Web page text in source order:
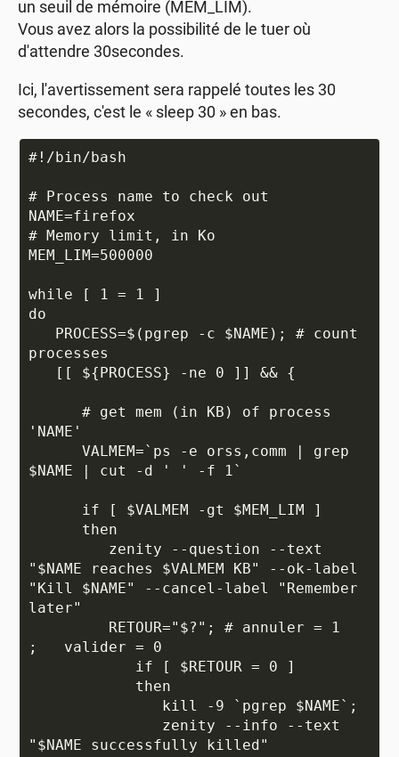
un seuil de mémoire (MEM_LIM).
Vous avez alors la possibilité de le tuer où
d'attendre 30secondes.
Ici, l'avertissement sera rappelé toutes les 30
secondes, c'est le « sleep 30 » en bas.
#!/bin/bash
# Process name to check out
NAME=firefox
# Memory limit, in Ko
MEM_LIM=500000
while [ 1 = 1 ]
do
processes
'NAME'
$NAME | cut -d ' ' -f 1`
"$NAME reaches $VALMEM KB" --ok-label
"Kill $NAME" --cancel-label "Remember
later"
;   valider = 0
"$NAME successfully killed"